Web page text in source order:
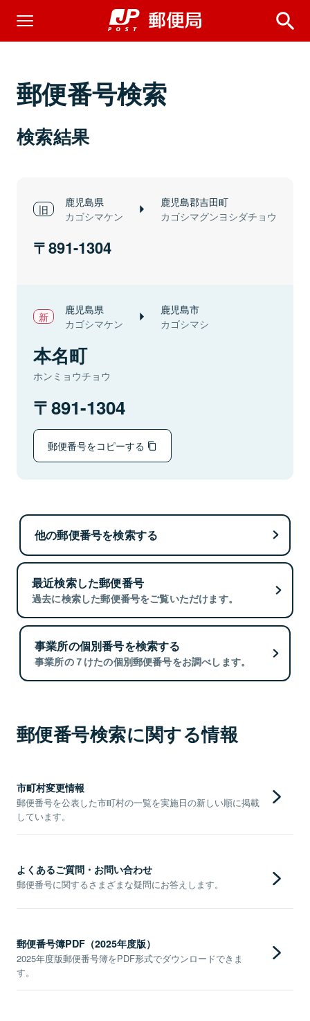
郵便番号検索
検索結果
鹿児島県
カゴシマケン
鹿児島郡吉田町
カゴシマグンヨシダチョウ
891-1304
鹿児島県
カゴシマケン
鹿児島市
カゴシマシ
本名町
ホンミョウチョウ
891-1304
郵便番号をコピーする
他の郵便番号を検索する
最近検索した郵便番号
過去に検索した郵便番号をご覧いただけます。
事業所の個別番号を検索する
事業所の７けたの個別郵便番号をお調べします。
郵便番号検索に関する情報
市町村変更情報
郵便番号を公表した市町村の一覧を実施日の新しい順に掲載
しています。
よくあるご質問・お問い合わせ
郵便番号に関するさまざまな疑問にお答えします。
郵便番号簿PDF（2025年度版）
2025年度版郵便番号簿をPDF形式でダウンロードできま
す。